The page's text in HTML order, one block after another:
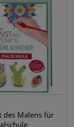
des Malens für